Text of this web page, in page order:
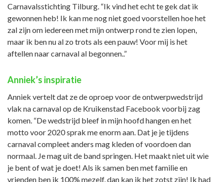
Carnavalsstichting Tilburg. “Ik vind het echt te gek dat ik
gewonnen heb! Ik kan me nog niet goed voorstellen hoe het
zal zijn om iedereen met mijn ontwerp rond te zien lopen,
maar ik ben nu al zo trots als een pauw! Voor mij is het
aftellen naar carnaval al begonnen..”
Anniek’s inspiratie
Anniek vertelt dat ze de oproep voor de ontwerpwedstrijd
vlak na carnaval op de Kruikenstad Facebook voorbij zag
komen. “De wedstrijd bleef in mijn hoofd hangen en het
motto voor 2020 sprak me enorm aan. Dat je je tijdens
carnaval compleet anders mag kleden of voordoen dan
normaal. Je mag uit de band springen. Het maakt niet uit wie
je bent of wat je doet! Als ik samen ben met familie en
vrienden ben ik 100% mezelf, dan kan ik het zotst zijn! Ik had